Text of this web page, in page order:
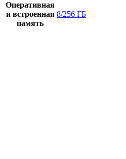
Оперативная
и встроенная
память
8/256 ГБ